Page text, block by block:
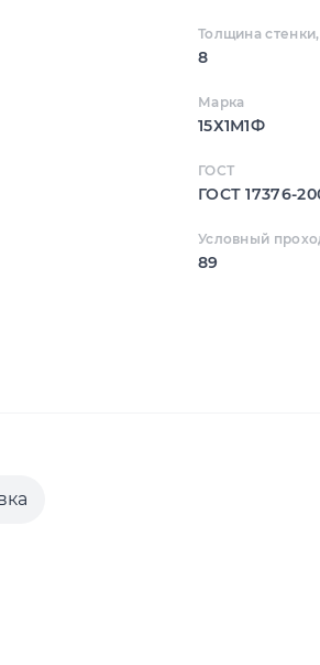
Толщина
8
Марка
15Х1М1Ф
ГОСТ
ГОСТ 17376-
Условный
89